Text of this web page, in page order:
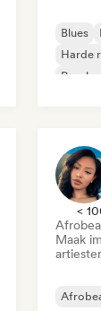
Blues
Harde
<
Maak